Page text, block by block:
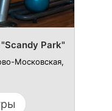
Park"
Московская,